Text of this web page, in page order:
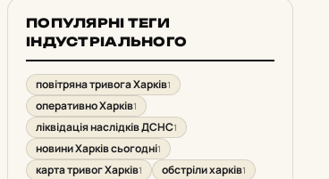
ПОПУЛЯРНІ ТЕГИ
ІНДУСТРІАЛЬНОГО
повітряна тривога Харків1
оперативно Харків1
ліквідація наслідків ДСНС1
новини Харків сьогодні1
карта тривог Харків1 обстріли харків1